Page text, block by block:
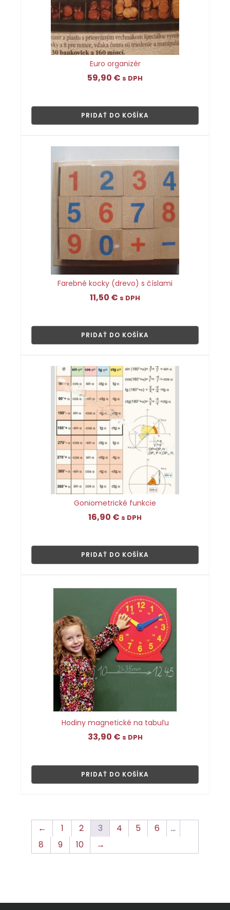
Euro organizér
59,90 € s DPH
PRIDAŤ DO KOŠÍKA
Farebné kocky (drevo) s číslami
11,50 € s DPH
PRIDAŤ DO KOŠÍKA
Goniometrické funkcie
16,90 € s DPH
PRIDAŤ DO KOŠÍKA
Hodiny magnetické na tabuľu
33,90 € s DPH
PRIDAŤ DO KOŠÍKA
← 1 2 3 4 5 6
…
8
9 10 →